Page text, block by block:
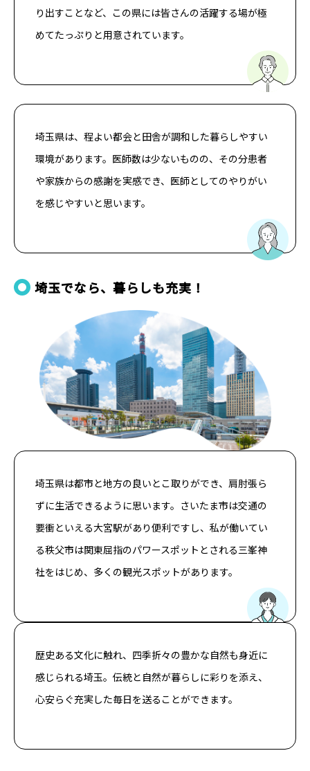
り出すことなど、この県には皆さんの活躍する場が極
めてたっぷりと用意されています。
埼玉県は、程よい都会と田舎が調和した暮らしやすい
環境があります。医師数は少ないものの、その分患者
や家族からの感謝を実感でき、医師としてのやりがい
を感じやすいと思います。
埼玉でなら、暮らしも充実！
埼玉県は都市と地方の良いとこ取りができ、肩肘張ら
ずに生活できるように思います。さいたま市は交通の
要衝といえる大宮駅があり便利ですし、私が働いてい
る秩父市は関東屈指のパワースポットとされる三峯神
社をはじめ、多くの観光スポットがあります。